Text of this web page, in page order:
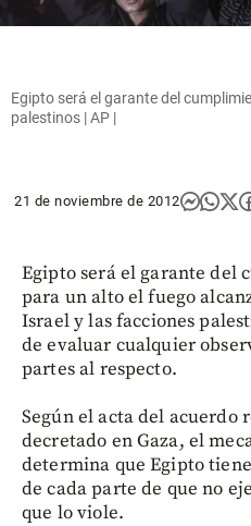
Egipto será el garante del
palestinos | AP |
21 de noviembre de 2012
Egipto será el garante del
para un alto el fuego
Israel y las facciones
de evaluar cualquier
partes al respecto.
Según el acta del acuerdo
decretado en Gaza, el
determina que Egipto
de cada parte de que no
que lo viole.